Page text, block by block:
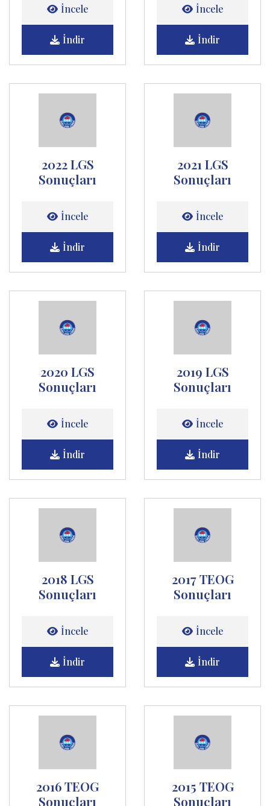
İncele
İndir
İncele
İndir
2022 LGS
Sonuçları
İncele
İndir
2021 LGS
Sonuçları
İncele
İndir
2020 LGS
Sonuçları
İncele
İndir
2019 LGS
Sonuçları
İncele
İndir
2018 LGS
Sonuçları
İncele
İndir
2017 TEOG
Sonuçları
İncele
İndir
2016 TEOG
Sonuçları
2015 TEOG
Sonuçları